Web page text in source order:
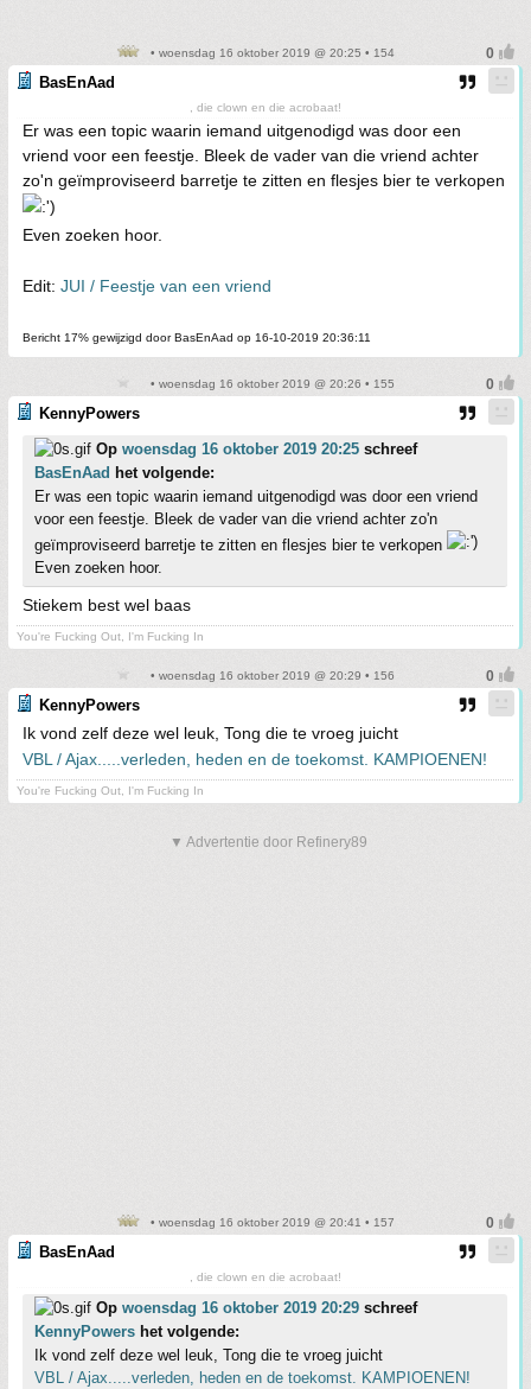
• woensdag 16 oktober 2019 @ 20:25 • 154
BasEnAad
, die clown en die acrobaat!
Er was een topic waarin iemand uitgenodigd was door een
vriend voor een feestje. Bleek de vader van die vriend achter
zo'n geïmproviseerd barretje te zitten en flesjes bier te verkopen
Even zoeken hoor.
Edit: JUI / Feestje van een vriend
Bericht 17% gewijzigd door BasEnAad op 16-10-2019 20:36:11
• woensdag 16 oktober 2019 @ 20:26 • 155
KennyPowers
Op woensdag 16 oktober 2019 20:25 schreef
BasEnAad het volgende:
Er was een topic waarin iemand uitgenodigd was door een vriend
voor een feestje. Bleek de vader van die vriend achter zo'n
geïmproviseerd barretje te zitten en flesjes bier te verkopen
Even zoeken hoor.
Stiekem best wel baas
You're Fucking Out, I'm Fucking In
• woensdag 16 oktober 2019 @ 20:29 • 156
KennyPowers
Ik vond zelf deze wel leuk, Tong die te vroeg juicht
VBL / Ajax.....verleden, heden en de toekomst. KAMPIOENEN!
You're Fucking Out, I'm Fucking In
▼ Advertentie door Refinery89
• woensdag 16 oktober 2019 @ 20:41 • 157
BasEnAad
, die clown en die acrobaat!
Op woensdag 16 oktober 2019 20:29 schreef
KennyPowers het volgende:
Ik vond zelf deze wel leuk, Tong die te vroeg juicht
VBL / Ajax.....verleden, heden en de toekomst. KAMPIOENEN!